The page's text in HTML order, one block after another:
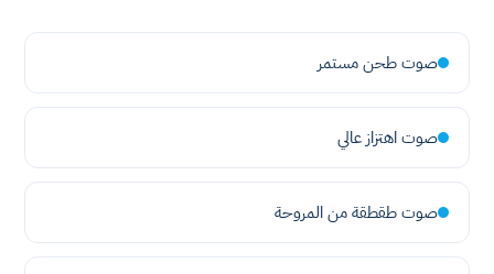
صوت طحن مستمر
صوت اهتزاز عالي
صوت طقطقة من المروحة